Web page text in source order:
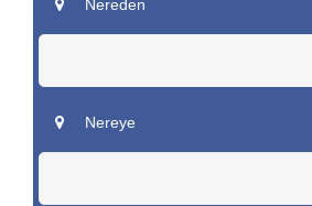
Nereden
Nereye